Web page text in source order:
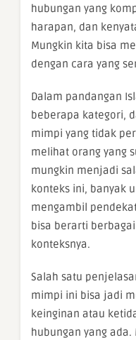
hubungan yang
harapan, dan
Mungkin kita bisa
dengan cara yang
Dalam pandangan
beberapa kategori,
mimpi yang tidak
melihat orang yang
mungkin menjadi
konteks ini, banyak
mengambil
bisa berarti
konteksnya.
Salah satu
mimpi ini bisa jadi
keinginan atau
hubungan yang